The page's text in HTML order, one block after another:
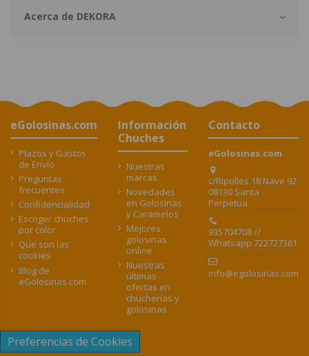
Acerca de DEKORA
eGolosinas.com
Plazos y Gastos
de Envío
Preguntas
frecuentes
Confidencialidad
Escoger chuches
por color
Que son las
cookies
Blog de
eGolosinas.com
Información
Chuches
Nuestras
marcas
Novedades
en Golosinas
y Caramelos
Mejores
golosinas
online
Nuestras
últimas
ofertas en
chucherías y
golosinas
Contacto
eGolosinas.com
c/Ripolles 18 Nave 92
08130 Santa
Perpetua
935704708 //
Whatsapp 722727361
info@egolosinas.com
Preferencias de Cookies